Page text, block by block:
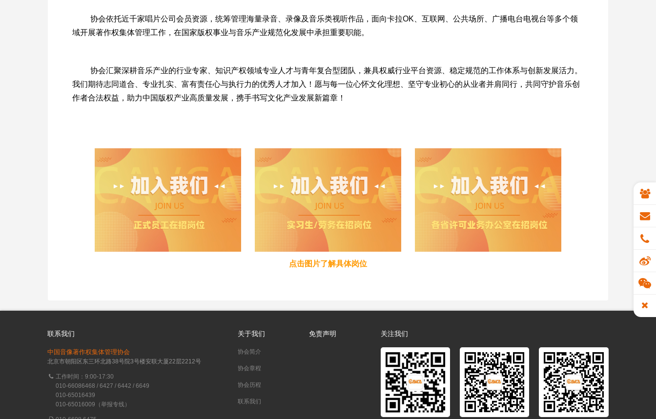
协会依托近千家唱片公司会员资源，统筹管理海量录音、录像及音乐类视听作品，面向卡拉OK、互联网、公共场所、广播电台电视台等多个领
域开展著作权集体管理工作，在国家版权事业与音乐产业规范化发展中承担重要职能。
协会汇聚深耕音乐产业的行业专家、知识产权领域专业人才与青年复合型团队，兼具权威行业平台资源、稳定规范的工作体系与创新发展活力。
我们期待志同道合、专业扎实、富有责任心与执行力的优秀人才加入！愿与每一位心怀文化理想、坚守专业初心的从业者并肩同行，共同守护音乐创
作者合法权益，助力中国版权产业高质量发展，携手书写文化产业发展新篇章！
点击图片了解具体岗位
联系我们
中国音像著作权集体管理协会
北京市朝阳区东三环北路38号院3号楼安联大厦22层2212号
工作时间：9:00-17:30
010-66086468 / 6427 / 6442 / 6649
010-65016439
010-65016009（举报专线）
关于我们
协会简介
协会章程
协会历程
联系我们
免责声明 关注我们